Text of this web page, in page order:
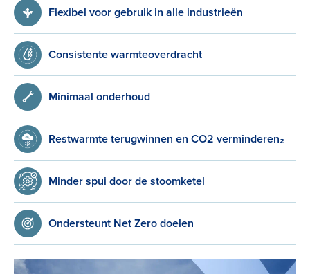
Flexibel voor gebruik in alle industrieën
Consistente warmteoverdracht
Minimaal onderhoud
Restwarmte terugwinnen en CO2 verminderen₂
Minder spui door de stoomketel
Ondersteunt Net Zero doelen